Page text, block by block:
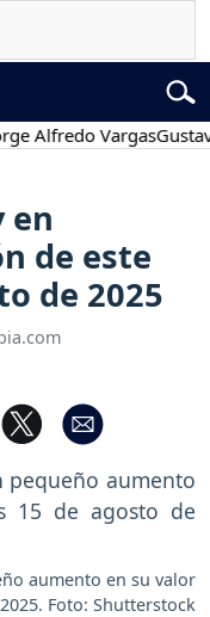
VargasGustavo
en
de este
de 2025
aumento en su valor
Foto: Shutterstock